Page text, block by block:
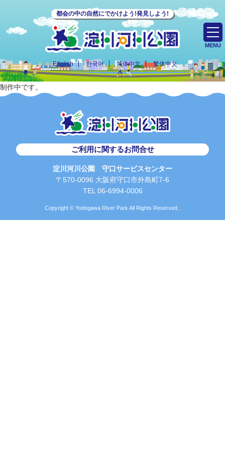
都会の中の自然にでかけよう!発見しよう!
English 한국어 简体中文 繁体中文
MENU
制作中です。
ご利用に関するお問合せ
淀川河川公園 守口サービスセンター
〒570-0096 大阪府守口市外島町7-6
TEL 06-6994-0006
Copyright © Yodogawa River Park All Rights Reserved..